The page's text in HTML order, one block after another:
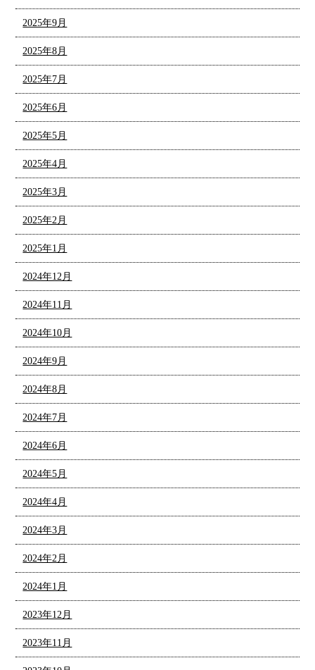
2025年9月
2025年8月
2025年7月
2025年6月
2025年5月
2025年4月
2025年3月
2025年2月
2025年1月
2024年12月
2024年11月
2024年10月
2024年9月
2024年8月
2024年7月
2024年6月
2024年5月
2024年4月
2024年3月
2024年2月
2024年1月
2023年12月
2023年11月